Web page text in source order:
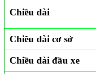
Chiều dài
Chiều dài cơ sở
Chiều dài đầu xe